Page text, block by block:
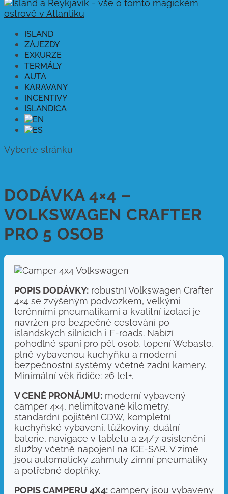
ISLAND
ZÁJEZDY
EXKURZE
TERMÁLY
AUTA
KARAVANY
INCENTIVY
ISLANDICA
Vyberte stránku
DODÁVKA 4×4 –
VOLKSWAGEN CRAFTER
PRO 5 OSOB
POPIS DODÁVKY: robustní Volkswagen Crafter
4×4 se zvýšeným podvozkem, velkými
terénními pneumatikami a kvalitní izolací je
navržen pro bezpečné cestování po
islandských silnicích i F-roads. Nabízí
pohodlné spaní pro pět osob, topení Webasto,
plně vybavenou kuchyňku a moderní
bezpečnostní systémy včetně zadní kamery.
Minimální věk řidiče: 26 let+.
V CENĚ PRONÁJMU: moderní vybavený
camper 4×4, nelimitované kilometry,
standardní pojištění CDW, kompletní
kuchyňské vybavení, lůžkoviny, duální
baterie, navigace v tabletu a 24/7 asistenční
služby včetně napojení na ICE-SAR. V zimě
jsou automaticky zahrnuty zimní pneumatiky
a potřebné doplňky.
POPIS CAMPERU 4X4: campery jsou vybaveny